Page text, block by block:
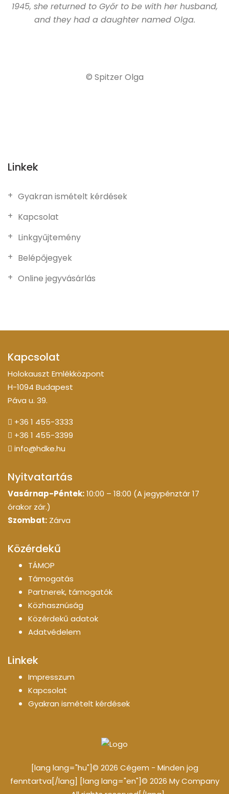
1945, she returned to Győr to be with her husband,
and they had a daughter named Olga.
© Spitzer Olga
Linkek
Gyakran ismételt kérdések
Kapcsolat
Linkgyűjtemény
Belépőjegyek
Online jegyvásárlás
Kapcsolat
Holokauszt Emlékközpont
H-1094 Budapest
Páva u. 39.
+36 1 455-3333
+36 1 455-3399
info@hdke.hu
Nyitvatartás
Vasárnap-Péntek:10:00 – 18:00 (A jegypénztár 17
órakor zár.)
Szombat: Zárva
Közérdekű
TÁMOP
Támogatás
Partnerek, támogatók
Közhasznúság
Közérdekű adatok
Adatvédelem
Linkek
Impresszum
Kapcsolat
Gyakran ismételt kérdések
[lang lang="hu"]© 2026 Cégem - Minden jog
fenntartva[/lang] [lang lang="en"]© 2026 My Company